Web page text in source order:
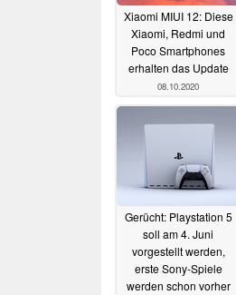
Xiaomi MIUI 12: Diese
Xiaomi, Redmi und
Poco Smartphones
erhalten das Update
08.10.2020
Gerücht: Playstation 5
soll am 4. Juni
vorgestellt werden,
erste Sony-Spiele
werden schon vorher